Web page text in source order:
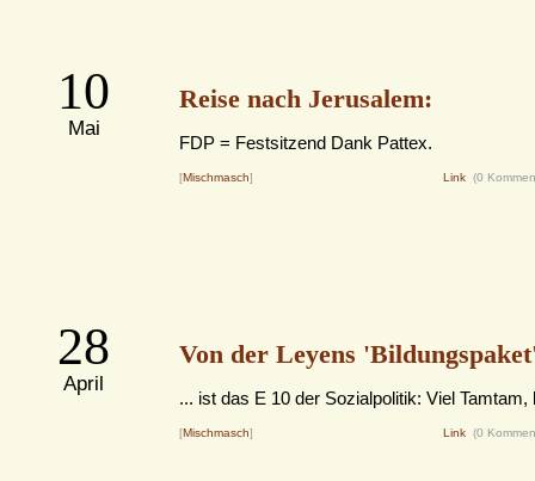
10
Mai
Reise nach Jerusalem:
FDP = Festsitzend Dank Pattex.
[Mischmasch] Link (0
28
April
Von der Leyens
... ist das E 10 der Sozialpolitik: Viel Tamtam,
[Mischmasch] Link (0